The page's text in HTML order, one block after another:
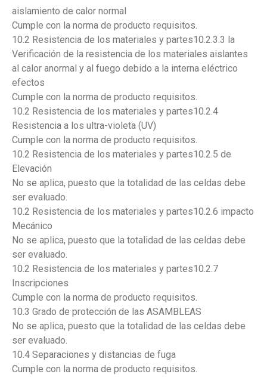
aislamiento de calor normal
Cumple con la norma de producto requisitos.
10.2 Resistencia de los materiales y partes10.2.3.3 la
Verificación de la resistencia de los materiales aislantes
al calor anormal y al fuego debido a la interna eléctrico
efectos
Cumple con la norma de producto requisitos.
10.2 Resistencia de los materiales y partes10.2.4
Resistencia a los ultra-violeta (UV)
Cumple con la norma de producto requisitos.
10.2 Resistencia de los materiales y partes10.2.5 de
Elevación
No se aplica, puesto que la totalidad de las celdas debe
ser evaluado.
10.2 Resistencia de los materiales y partes10.2.6 impacto
Mecánico
No se aplica, puesto que la totalidad de las celdas debe
ser evaluado.
10.2 Resistencia de los materiales y partes10.2.7
Inscripciones
Cumple con la norma de producto requisitos.
10.3 Grado de protección de las ASAMBLEAS
No se aplica, puesto que la totalidad de las celdas debe
ser evaluado.
10.4 Separaciones y distancias de fuga
Cumple con la norma de producto requisitos.